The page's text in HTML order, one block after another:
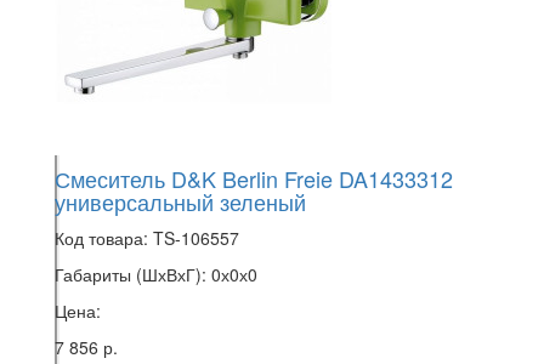
Смеситель D&K Berlin Freie DA1433312
универсальный зеленый
Код товара: TS-106557
Габариты (ШхВхГ): 0х0х0
Цена:
7 856 р.